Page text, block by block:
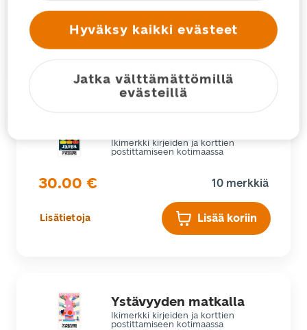
30.00 € 10 merkkiä
Lisätietoja
Ikimerkki kirjeiden ja korttien
postittamiseen kotimaassa
30.00 € 10 merkkiä
Lisätietoja Lisää koriin
Ystävyyden matkalla
Ikimerkki kirjeiden ja korttien
postittamiseen kotimaassa
Jatka välttämättömillä
evästeillä
Hyväksy kaikki evästeet